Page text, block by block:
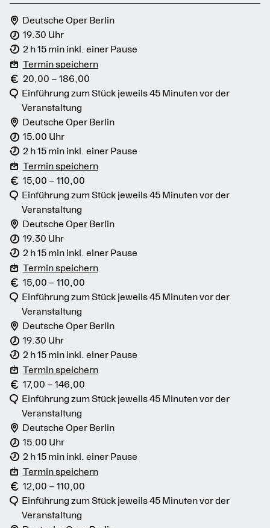
Deutsche Oper Berlin
19.30 Uhr
2 h 15 min inkl. einer Pause
Termin speichern
20,00 – 186,00
Einführung zum Stück jeweils 45 Minuten vor der
Veranstaltung
Deutsche Oper Berlin
15.00 Uhr
2 h 15 min inkl. einer Pause
Termin speichern
15,00 – 110,00
Einführung zum Stück jeweils 45 Minuten vor der
Veranstaltung
Deutsche Oper Berlin
19.30 Uhr
2 h 15 min inkl. einer Pause
Termin speichern
15,00 – 110,00
Einführung zum Stück jeweils 45 Minuten vor der
Veranstaltung
Deutsche Oper Berlin
19.30 Uhr
2 h 15 min inkl. einer Pause
Termin speichern
17,00 – 146,00
Einführung zum Stück jeweils 45 Minuten vor der
Veranstaltung
Deutsche Oper Berlin
15.00 Uhr
2 h 15 min inkl. einer Pause
Termin speichern
12,00 – 110,00
Einführung zum Stück jeweils 45 Minuten vor der
Veranstaltung